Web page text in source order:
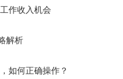
作收入机会
解析
如何正确操作？